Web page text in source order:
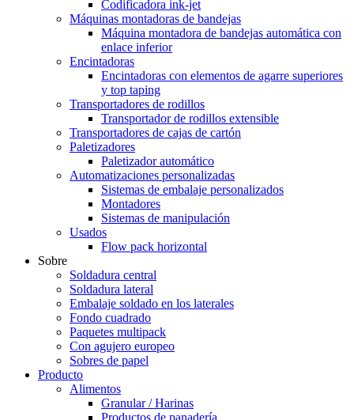
Codificadora ink-jet
Máquinas montadoras de bandejas
Máquina montadora de bandejas automática con
enlace inferior
Encintadoras
Encintadoras con elementos de agarre superiores
y top taping
Transportadores de rodillos
Transportador de rodillos extensible
Transportadores de cajas de cartón
Paletizadores
Paletizador automático
Automatizaciones personalizadas
Sistemas de embalaje personalizados
Montadores
Sistemas de manipulación
Usados
Flow pack horizontal
Sobre
Soldadura central
Soldadura lateral
Embalaje soldado en los laterales
Fondo cuadrado
Paquetes multipack
Con agujero europeo
Sobres de papel
Producto
Alimentos
Granular / Harinas
Productos de panadería